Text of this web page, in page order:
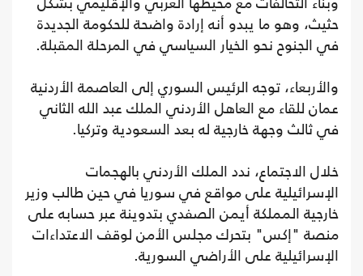
حثيث، وهو ما يبدو أنه إرادة واضحة للحكومة الجديدة
في الجنوح نحو الخيار السياسي في المرحلة المقبلة.
والأربعاء، توجه الرئيس السوري إلى العاصمة الأردنية
عمان للقاء مع العاهل الأردني الملك عبد الله الثاني
في ثالث وجهة خارجية له بعد السعودية وتركيا.
خلال الاجتماع، ندد الملك الأردني بالهجمات
الإسرائيلية على مواقع في سوريا في حين طالب وزير
خارجية المملكة أيمن الصفدي بتدوينة عبر حسابه على
منصة "إكس" بتحرك مجلس الأمن لوقف الاعتداءات
الإسرائيلية على الأراضي السورية.